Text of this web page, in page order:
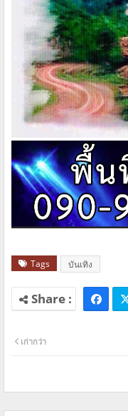
Tags บันเทิง
เก่ากว่า